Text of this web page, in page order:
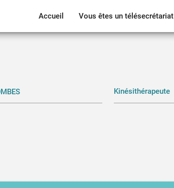
Accueil Vous êtes un télésecrétariat